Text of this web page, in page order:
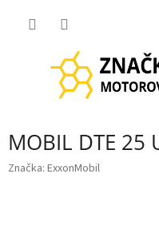
MOBIL DTE 25
Značka: ExxonMobil